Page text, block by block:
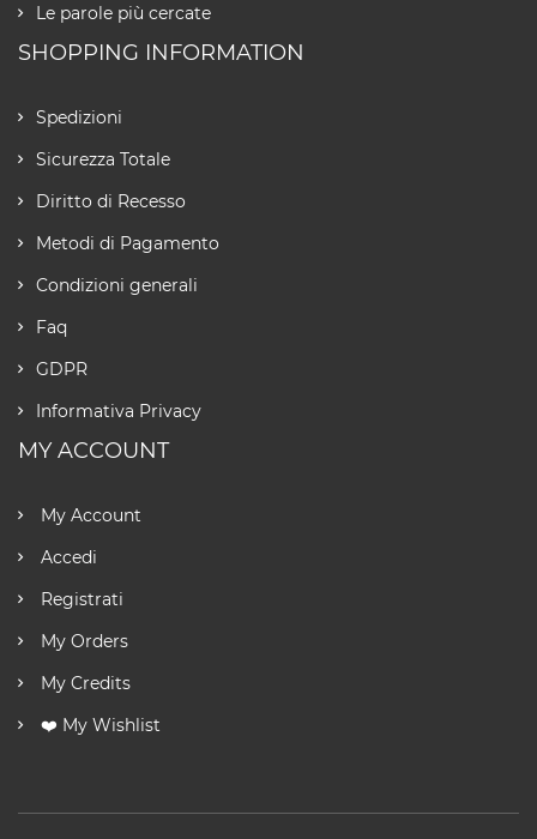
Le parole più cercate
SHOPPING INFORMATION
Spedizioni
Sicurezza Totale
Diritto di Recesso
Metodi di Pagamento
Condizioni generali
Faq
GDPR
Informativa Privacy
MY ACCOUNT
My Account
Accedi
Registrati
My Orders
My Credits
❤️ My Wishlist